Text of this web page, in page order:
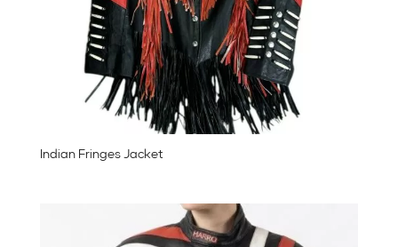
Indian Fringes Jacket